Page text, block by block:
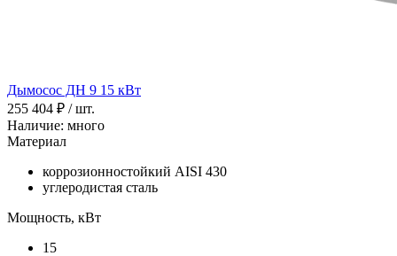
Дымосос ДН 9 15 кВт
255 404 ₽ / шт.
Наличие: много
Материал
коррозионностойкий AISI 430
углеродистая сталь
Мощность, кВт
15